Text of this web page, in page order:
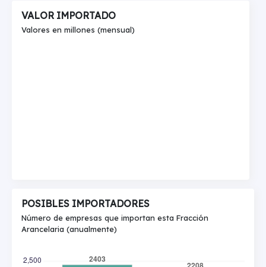
VALOR IMPORTADO
Valores en millones (mensual)
POSIBLES IMPORTADORES
Número de empresas que importan esta Fracción
Arancelaria (anualmente)